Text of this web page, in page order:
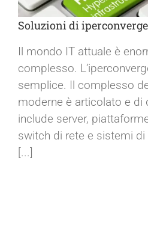
Soluzioni di
Soluzioni di
Il mondo IT attuale è
complesso.
semplice. Il complesso
moderne è articolato e di
include server,
switch di rete e sistemi di
[...]